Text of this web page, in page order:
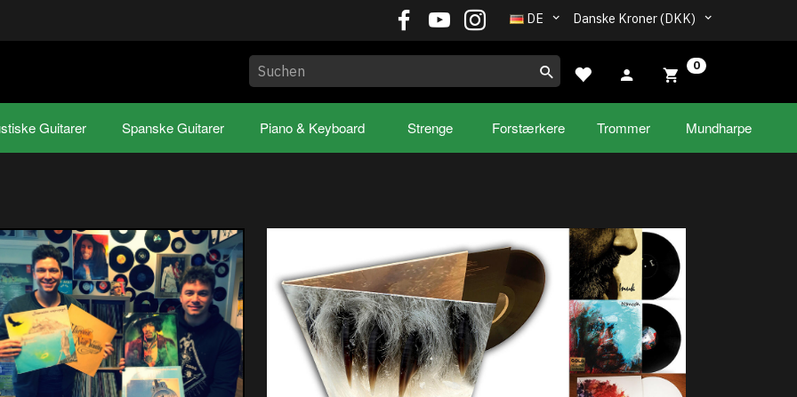
Danske Kroner (DKK)
DE
0
Guitarer Spanske Guitarer Piano & Keyboard Strenge Forstærkere Trommer Mundharpe